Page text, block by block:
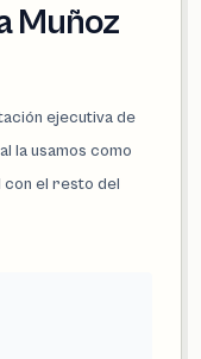
Muñoz
ejecutiva de
la usamos como
el resto del